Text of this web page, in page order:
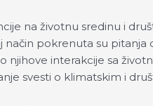
na životnu sredinu i
pokrenuta su
njihove interakcije sa
svesti o klimatskim i